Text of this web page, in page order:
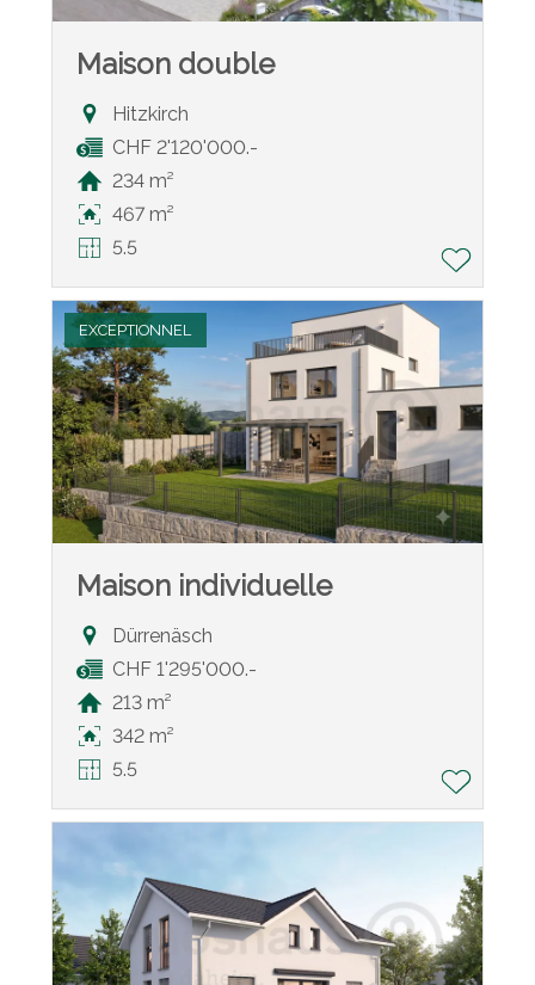
Maison double
Hitzkirch
CHF 2'120'000.-
234 m²
467 m²
5.5
EXCEPTIONNEL
Maison individuelle
Dürrenäsch
CHF 1'295'000.-
213 m²
342 m²
5.5